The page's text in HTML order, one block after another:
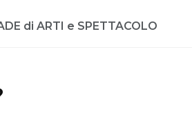
di ARTI e SPETTACOLO